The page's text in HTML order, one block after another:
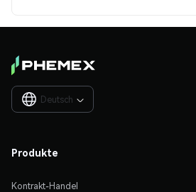
Deutsch 
Produkte
Kontrakt-Handel